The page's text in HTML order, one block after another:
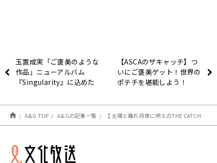
玉置成実「ご褒美のような
作品」ニューアルバム
『Singularity』に込めた
【ASCAのザキャッチ】つ
いにご褒美ゲット！世界の
ポテチを堪能しよう！
A&G TOP A&Gの記事一覧 【 太陽と踊れ月夜に唄えのTHE CATCH】第12回放送！